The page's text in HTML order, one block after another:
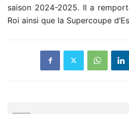
saison 2024-2025. Il a
Roi ainsi que la Supercoupe